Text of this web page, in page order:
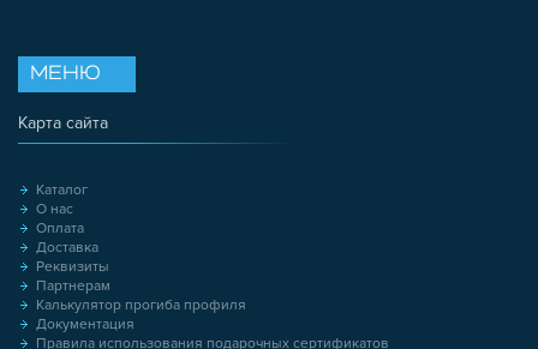
МЕНЮ
Карта сайта
Каталог
О нас
Оплата
Доставка
Реквизиты
Партнерам
Калькулятор прогиба профиля
Документация
Правила использования подарочных сертификатов